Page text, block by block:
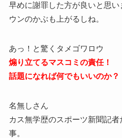
早めに謝罪した方が良いと思
ウンのかぶも上がるしね。
あっ！と驚くタメゴワロウ
煽り立てるマスコミの責任！
話題になれば何でもいいのか？
名無しさん
カス無学歴のスポーツ新聞記
事。